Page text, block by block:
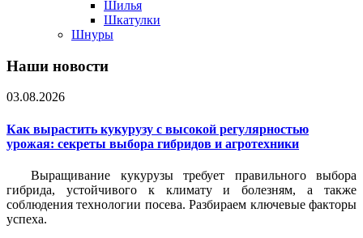
Шилья
Шкатулки
Шнуры
Наши новости
03.08.2026
Как вырастить кукурузу с высокой регулярностью
урожая: секреты выбора гибридов и агротехники
Выращивание кукурузы требует правильного выбора
гибрида, устойчивого к климату и болезням, а также
соблюдения технологии посева. Разбираем ключевые факторы
успеха.